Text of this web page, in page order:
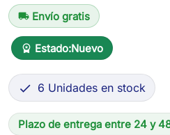
local_shipping Envío gratis
workspace_premium Estado:Nuevo
 6 Unidades en stock
Plazo de entrega entre 24 y